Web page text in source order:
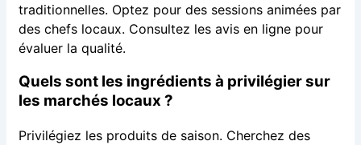
traditionnelles. Optez pour des sessions animées par
des chefs locaux. Consultez les avis en ligne pour
évaluer la qualité.
Quels sont les ingrédients à privilégier sur
les marchés locaux ?
Privilégiez les produits de saison. Cherchez des